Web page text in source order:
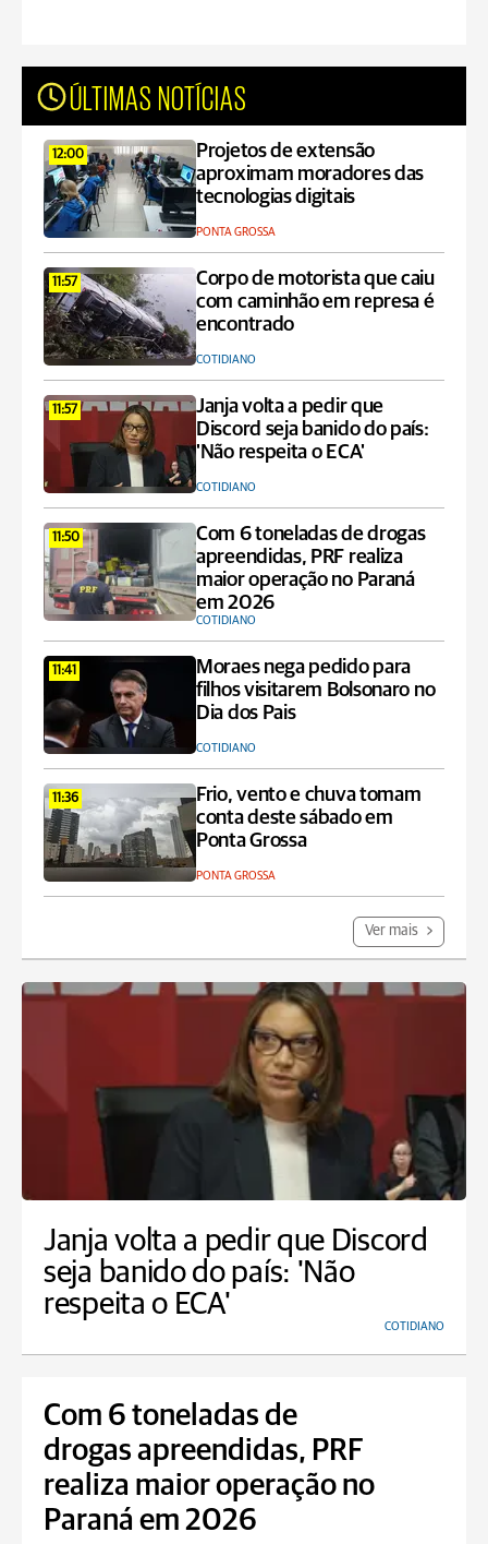
ÚLTIMAS NOTÍCIAS
12:00
Projetos de extensão
aproximam moradores das
tecnologias digitais
PONTA GROSSA
11:57
Corpo de motorista que caiu
com caminhão em represa é
encontrado
COTIDIANO
11:57
Janja volta a pedir que
Discord seja banido do país:
'Não respeita o ECA'
COTIDIANO
11:50
Com 6 toneladas de drogas
apreendidas, PRF realiza
maior operação no Paraná
em 2026
COTIDIANO
11:41
Moraes nega pedido para
filhos visitarem Bolsonaro no
Dia dos Pais
COTIDIANO
11:36
Frio, vento e chuva tomam
conta deste sábado em
Ponta Grossa
PONTA GROSSA
Ver mais
Janja volta a pedir que Discord
seja banido do país: 'Não
respeita o ECA'
COTIDIANO
Com 6 toneladas de
drogas apreendidas, PRF
realiza maior operação no
Paraná em 2026